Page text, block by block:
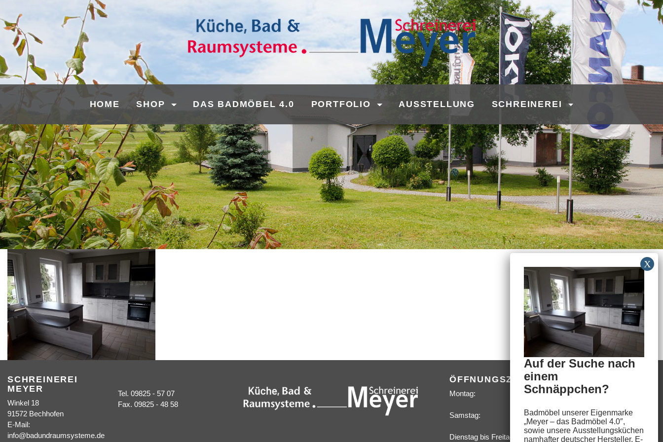
HOME SHOP DAS BADMÖBEL 4.0 PORTFOLIO AUSSTELLUNG SCHREINEREI
SCHREINEREI
MEYER
Winkel 18
91572 Bechhofen
E-Mail:
info@badundraumsysteme.de
Tel. 09825 - 57 07
Fax. 09825 - 48 58
ÖFFNUNGSZEITEN
Montag:
Samstag:
09:00 –
14:00 Uhr
Dienstag bis Freitag, sowie feste Termine nach­
Auf der Suche nach
einem
Schnäppchen?
Badmöbel unserer Eigenmarke
„Meyer – das Badmöbel 4.0″,
sowie unsere Ausstellungsküchen
namhafter deutscher Hersteller, E-